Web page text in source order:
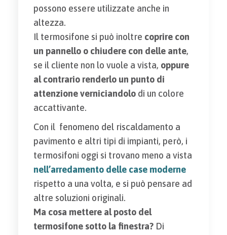
possono essere utilizzate anche in
altezza.
Il termosifone si può inoltre coprire con
un pannello o chiudere con delle ante,
se il cliente non lo vuole a vista, oppure
al contrario renderlo un punto di
attenzione verniciandolodi un colore
accattivante.
Con il fenomeno del riscaldamento a
pavimento e altri tipi di impianti, però, i
termosifoni oggi si trovano meno a vista
nell’arredamento delle case moderne
rispetto a una volta, e si può pensare ad
altre soluzioni originali.
Ma cosa mettere al posto del
termosifone sotto la finestra?Di